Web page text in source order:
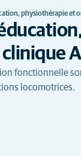
physiothérapie et
fonctionnelle
locomotrices.